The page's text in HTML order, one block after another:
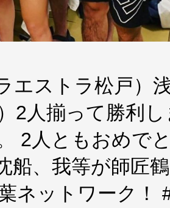
エストラ松戸）
2人揃って勝利し
2人ともおめで
船、我等が師匠
ネットワーク！